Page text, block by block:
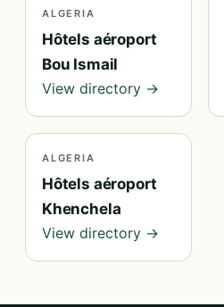
ALGERIA
Hôtels aéroport
Bou Ismail
View directory →
ALGERIA
Hôtels aéroport
Khenchela
View directory →